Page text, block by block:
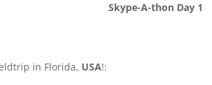
Skype-A-thon Day 1
in Florida, USA!: